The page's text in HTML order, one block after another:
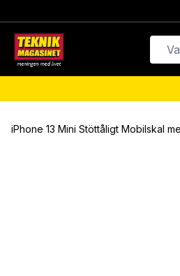
iPhone 13 Mini Stöttåligt Mobilskal